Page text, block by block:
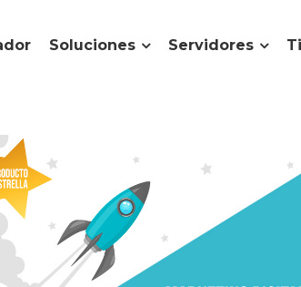
Soluciones Servidores